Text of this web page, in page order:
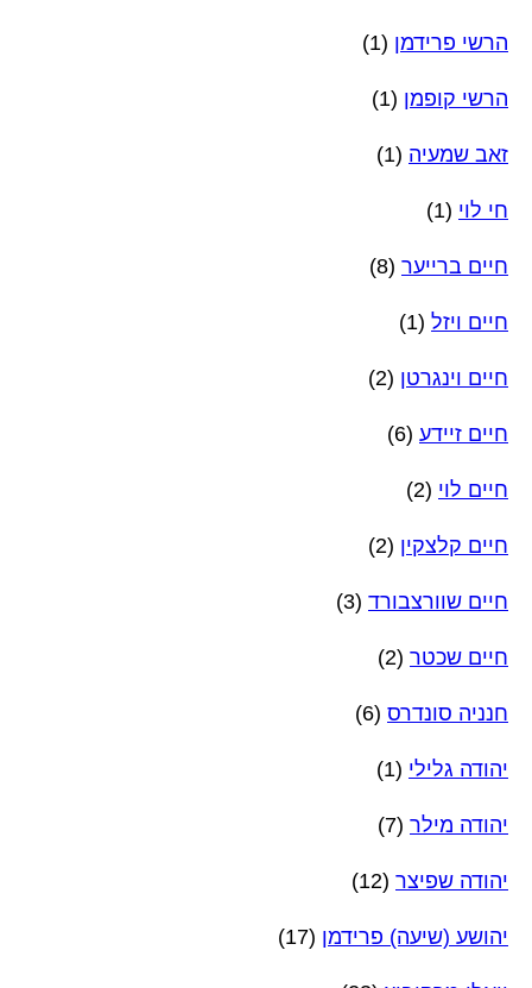
הרשי פרידמן (1)
הרשי קופמן (1)
זאב שמעיה (1)
חי לוי (1)
חיים ברייער (8)
חיים ויזל (1)
חיים וינגרטן (2)
חיים זיידע (6)
חיים לוי (2)
חיים קלצקין (2)
חיים שוורצבורד (3)
חיים שכטר (2)
חנניה סונדרס (6)
יהודה גלילי (1)
יהודה מילר (7)
יהודה שפיצר (12)
יהושע (שיעה) פרידמן (17)